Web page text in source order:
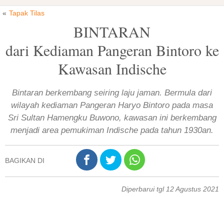
Tapak Tilas
BINTARAN
dari Kediaman Pangeran Bintoro ke
Kawasan Indische
Bintaran berkembang seiring laju jaman. Bermula dari
wilayah kediaman Pangeran Haryo Bintoro pada masa
Sri Sultan Hamengku Buwono, kawasan ini berkembang
menjadi area pemukiman Indische pada tahun 1930an.
BAGIKAN DI
Diperbarui tgl 12 Agustus 2021